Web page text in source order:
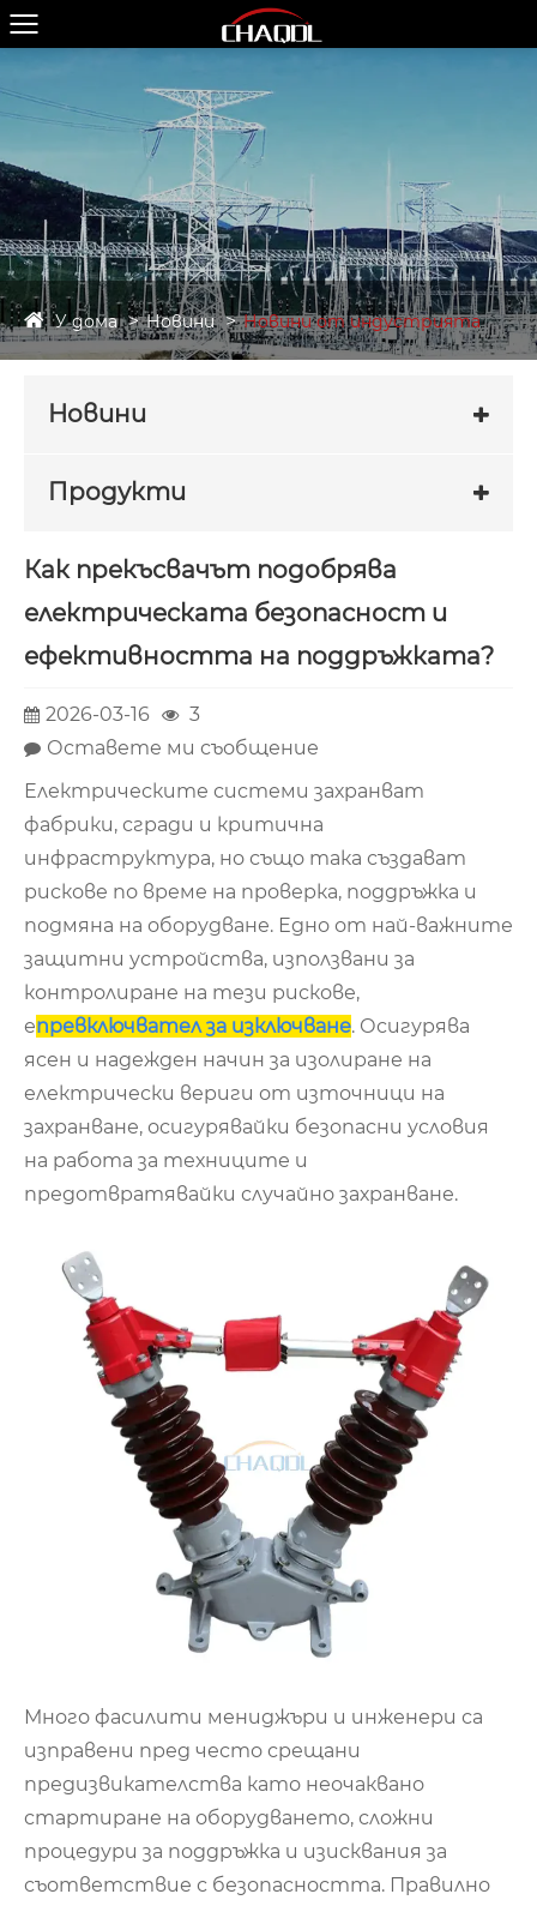
У дома Новини Новини от индустрията
Новини
Продукти
Как прекъсвачът подобрява
електрическата безопасност и
ефективността на поддръжката?
2026-03-16
3
Оставете ми съобщение
Електрическите системи захранват
фабрики, сгради и критична
инфраструктура, но също така създават
рискове по време на проверка, поддръжка и
подмяна на оборудване. Едно от най-важните
защитни устройства, използвани за
контролиране на тези рискове,
епревключвател за изключване. Осигурява
ясен и надежден начин за изолиране на
електрически вериги от източници на
захранване, осигурявайки безопасни условия
на работа за техниците и
предотвратявайки случайно захранване.
Много фасилити мениджъри и инженери са
изправени пред често срещани
предизвикателства като неочаквано
стартиране на оборудването, сложни
процедури за поддръжка и изисквания за
съответствие с безопасността. Правилно